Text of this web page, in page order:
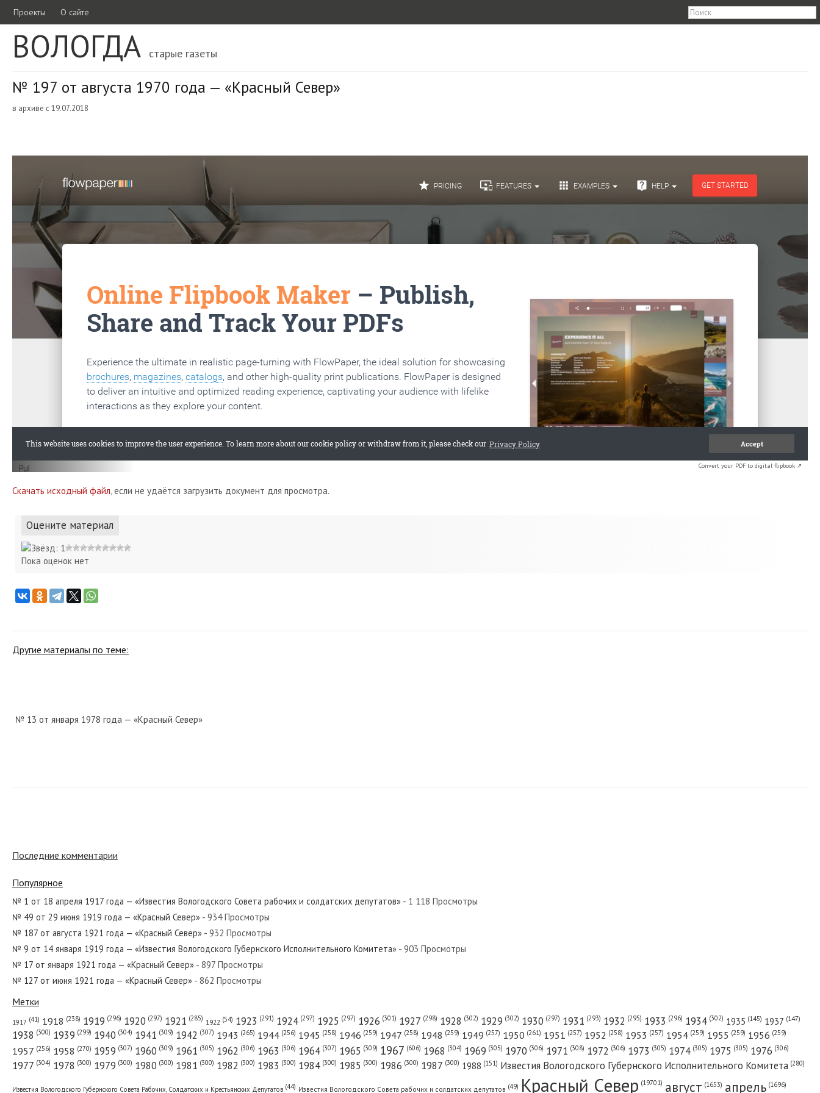
Проекты О сайте
ВОЛОГДА старые газеты
№ 197 от августа 1970 года — «Красный Север»
в архиве с 19.07.2018
Convert your PDF to digital flipbook ↗
Скачать исходный файл, если не удаётся загрузить документ для просмотра.
Оцените материал
Пока оценок нет
Другие материалы по теме:
№ 13 от января 1978 года — «Красный Север»
№ 294 от декабря 1928 года — «Красный Север»
№ 80 от апреля 1924 года — «Красный Север»
№ 146 от июня 1980 года — «Красный Север»
Последние комментарии
Популярное
№ 1 от 18 апреля 1917 года — «Известия Вологодского Совета рабочих и солдатских депутатов» - 1 118 Просмотры
№ 49 от 29 июня 1919 года — «Красный Север» - 934 Просмотры
№ 187 от августа 1921 года — «Красный Север» - 932 Просмотры
№ 9 от 14 января 1919 года — «Известия Вологодского Губернского Исполнительного Комитета» - 903 Просмотры
№ 17 от января 1921 года — «Красный Север» - 897 Просмотры
№ 127 от июня 1921 года — «Красный Север» - 862 Просмотры
Метки
1917 (41) 1918 (238) 1919 (296) 1920 (297) 1921 (285) 1922 (54) 1923 (291) 1924 (297) 1925 (297) 1926 (301) 1927 (298) 1928 (302) 1929 (302) 1930 (297) 1931 (293) 1932 (295) 1933 (296) 1934 (302) 1935 (145) 1937 (147)
1938 (300) 1939 (299) 1940 (304) 1941 (309) 1942 (307) 1943 (265) 1944 (256) 1945 (258) 1946 (259) 1947 (258) 1948 (259) 1949 (257) 1950 (261) 1951 (257) 1952 (258) 1953 (257) 1954 (259) 1955 (259) 1956 (259)
1957 (256) 1958 (270) 1959 (307) 1960 (309) 1961 (305) 1962 (306) 1963 (306) 1964 (307) 1965 (309) 1967 (606) 1968 (304) 1969 (305) 1970 (306) 1971 (308) 1972 (306) 1973 (305) 1974 (305) 1975 (305) 1976 (306)
1977 (304) 1978 (300) 1979 (300) 1980 (300) 1981 (300) 1982 (300) 1983 (300) 1984 (300) 1985 (300) 1986 (300) 1987 (300) 1988 (151) Известия Вологодского Губернского Исполнительного Комитета (280)
Известия Вологодского Губернского Совета Рабочих, Солдатских и Крестьянских Депутатов (44) Известия Вологодского Совета рабочих и солдатских депутатов (49) Красный Cевер (19701) август (1653) апрель (1696)